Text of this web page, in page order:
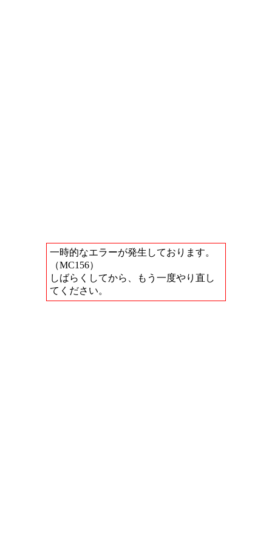
一時的なエラーが発生しております。
（MC156）
しばらくしてから、もう一度やり直し
てください。